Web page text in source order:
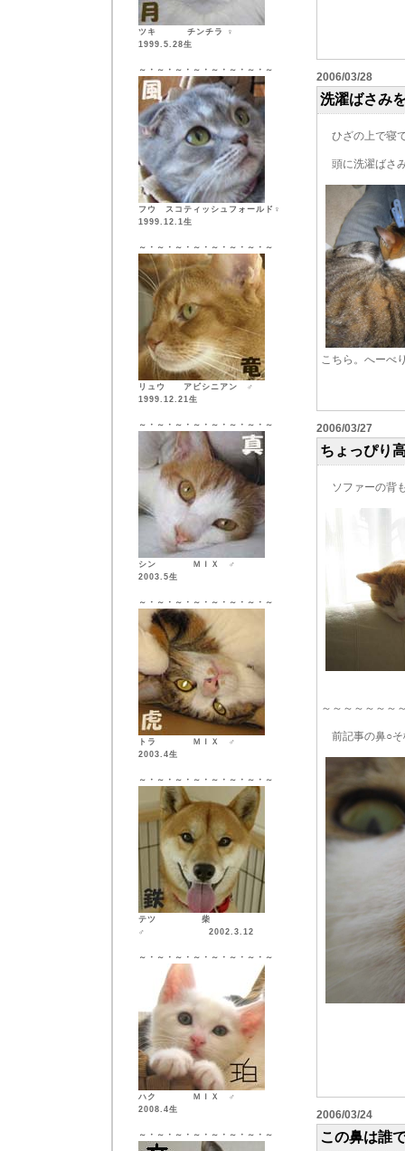
ツキ チンチラ ♀
1999.5.28生
～・～・～・～・～・～・～・～
フウ スコティッシュフォールド♀
1999.12.1生
～・～・～・～・～・～・～・～
リュウ アビシニアン ♂
1999.12.21生
～・～・～・～・～・～・～・～
シン ＭＩＸ ♂
2003.5生
～・～・～・～・～・～・～・～
トラ ＭＩＸ ♂
2003.4生
～・～・～・～・～・～・～・～
テツ 柴
♂ 2002.3.12
～・～・～・～・～・～・～・～
ハク ＭＩＸ ♂
2008.4生
～・～・～・～・～・～・～・～
2006/03/28
洗濯ばさみ
ひざの上で寝
頭に洗濯ばさ
こちら。へーべ
2006/03/27
ちょっぴり
ソファーの背
～～～～～～～
前記事の鼻○そ
2006/03/24
この鼻は誰